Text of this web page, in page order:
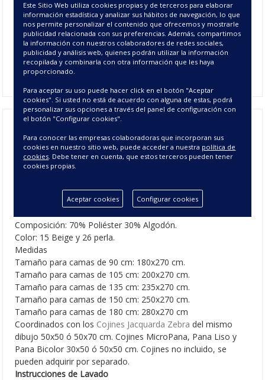
Lacolcha jacquard Zebra,es perfecta para vestir
tudormitorioen los meses de entretiempo. Una
colcha jacquard con un dibujo imitación a la piel de la zebra
que aporta sensación moderna a la estancia. Sus esquinas
son redondeadas terminan con un galón a tono con la
colcha. Puedes coordinar con los
cojines jacquard Zoe
Colcha Jacquard Zebra - Colchas de
Verano
CARACTERÍSTICAS DE
LA COLCHA JACQUARD ZEBRA
Composición: 70% Poliéster 30% Algodón.
Color: 15 Beige y 26 perla.
Medidas
Tamaño para camas de 90 cm: 180x270 cm.
Tamaño para camas de 105 cm: 200x270 cm.
Tamaño para camas de 135 cm: 235x270 cm.
Tamaño para camas de 150 cm: 250x270 cm.
Tamaño para camas de 180 cm: 280x270 cm
Coordinados con los Cojines Jacquarda Zebra del mismo
dibujo 50x50 ó 50x70 cm. Cojines MicroPana, Pana Liso y
Pana Bicolor 30x50 ó 50x50 cm. Cojines no incluido, se
pueden adquirir por separado.
Instrucciones de Lavado
Este Sitio Web utiliza cookies propias y de terceros para elaborar
información estadística y analizar sus hábitos de navegación, lo que
nos permite personalizar el contenido que ofrecemos y mostrarle
publicidad relacionada con sus preferencias. Además, compartimos
la información con nuestros colaboradores de redes sociales,
publicidad y análisis web, quienes podrán utilizar la información
recopilada y combinarla con otra información que les haya
proporcionado.
Para aceptar su uso puede hacer click en el botón "Aceptar
cookies". Si usted no está de acuerdo con alguna de estas, podrá
personalizar sus opciones a través del panel de configuración con
el botón "Configurar cookies".
Para conocer las empresas colaboradoras que incorporan sus
cookies en nuestro sitio web, puede acceder a nuestra política de
cookies. Debe tener en cuenta, que estos terceros pueden tener
cookies propias.
Aceptar cookies Configurar cookies